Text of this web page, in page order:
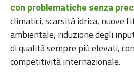
con problematiche senza
climatici, scarsità idrica, nuove
ambientale, riduzione degli
di qualità sempre più elevati,
competitività internazionale.